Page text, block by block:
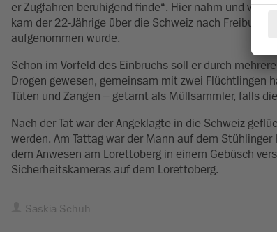
er Zugfahren beruhigend finde“. Hier nahm und
kam der 22-Jährige über die Schweiz nach Freiburg,
aufgenommen wurde.
Schon im Vorfeld des Einbruchs soll er durch
Drogen gewesen, gemeinsam mit zwei Flüchtlingen
Tüten und Zangen – getarnt als Müllsammler, falls
Nach der Tat war der Angeklagte in die Schweiz
werden. Am Tattag war der Mann auf dem
dem Anwesen am Lorettoberg in einem Gebüsch
Sicherheitskameras auf dem Lorettoberg.
Saskia Schuh